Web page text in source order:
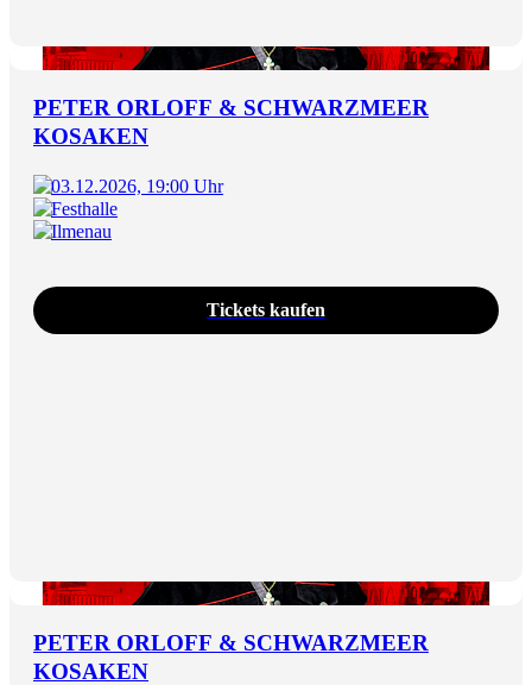
PETER ORLOFF & SCHWARZMEER
KOSAKEN
03.12.2026, 19:00 Uhr
Festhalle
Ilmenau
Tickets kaufen
PETER ORLOFF & SCHWARZMEER
KOSAKEN